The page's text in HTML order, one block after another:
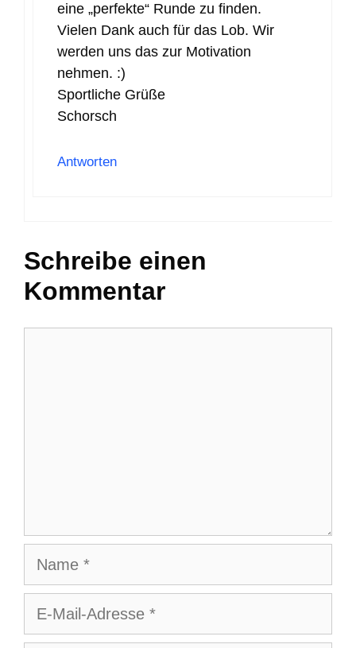
eine „perfekte“ Runde zu finden.
Vielen Dank auch für das Lob. Wir
werden uns das zur Motivation
nehmen. :)
Sportliche Grüße
Schorsch
Antworten
Schreibe einen
Kommentar
Name
E-